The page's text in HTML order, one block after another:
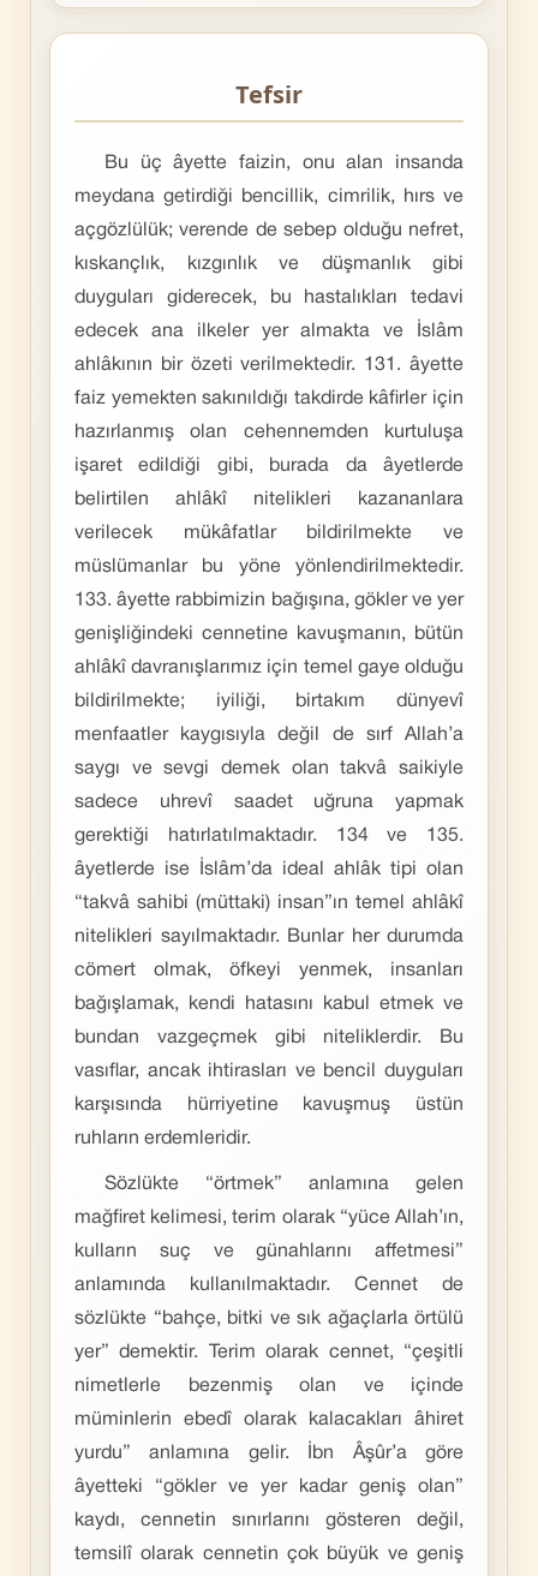
Tefsir
Bu üç âyette faizin, onu alan insanda
meydana getirdiği bencillik, cimrilik, hırs ve
açgözlülük; verende de sebep olduğu nefret,
kıskançlık, kızgınlık ve düşmanlık gibi
duyguları giderecek, bu hastalıkları tedavi
edecek ana ilkeler yer almakta ve İslâm
ahlâkının bir özeti verilmektedir. 131. âyette
faiz yemekten sakınıldığı takdirde kâfirler için
hazırlanmış olan cehennemden kurtuluşa
işaret edildiği gibi, burada da âyetlerde
belirtilen ahlâkî nitelikleri kazananlara
verilecek mükâfatlar bildirilmekte ve
müslümanlar bu yöne yönlendirilmektedir.
133. âyette rabbimizin bağışına, gökler ve yer
genişliğindeki cennetine kavuşmanın, bütün
ahlâkî davranışlarımız için temel gaye olduğu
bildirilmekte; iyiliği, birtakım dünyevî
menfaatler kaygısıyla değil de sırf Allah’a
saygı ve sevgi demek olan takvâ saikiyle
sadece uhrevî saadet uğruna yapmak
gerektiği hatırlatılmaktadır. 134 ve 135.
âyetlerde ise İslâm’da ideal ahlâk tipi olan
“takvâ sahibi (müttaki) insan”ın temel ahlâkî
nitelikleri sayılmaktadır. Bunlar her durumda
cömert olmak, öfkeyi yenmek, insanları
bağışlamak, kendi hatasını kabul etmek ve
bundan vazgeçmek gibi niteliklerdir. Bu
vasıflar, ancak ihtirasları ve bencil duyguları
karşısında hürriyetine kavuşmuş üstün
ruhların erdemleridir.
Sözlükte “örtmek” anlamına gelen
mağfiret kelimesi, terim olarak “yüce Allah’ın,
kulların suç ve günahlarını affetmesi”
anlamında kullanılmaktadır. Cennet de
sözlükte “bahçe, bitki ve sık ağaçlarla örtülü
yer” demektir. Terim olarak cennet, “çeşitli
nimetlerle bezenmiş olan ve içinde
müminlerin ebedî olarak kalacakları âhiret
yurdu” anlamına gelir. İbn Âşûr’a göre
âyetteki “gökler ve yer kadar geniş olan”
kaydı, cennetin sınırlarını gösteren değil,
temsilî olarak cennetin çok büyük ve geniş